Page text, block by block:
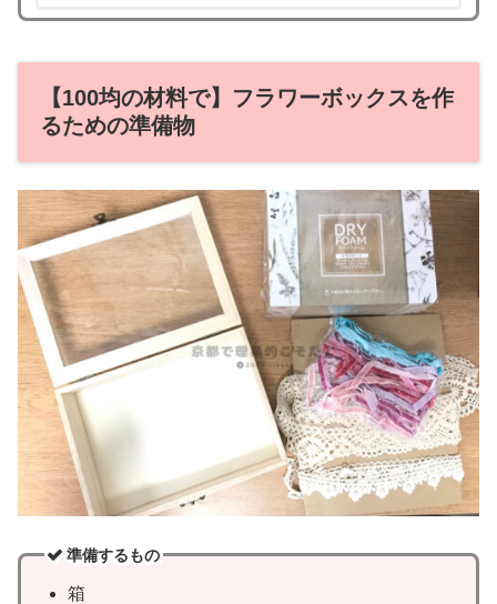
【100均の材料で】フラワーボックスを作
るための準備物
準備するもの
箱